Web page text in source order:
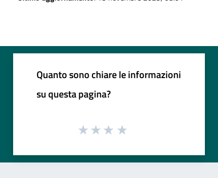
Quanto sono chiare le informazioni
su questa pagina?